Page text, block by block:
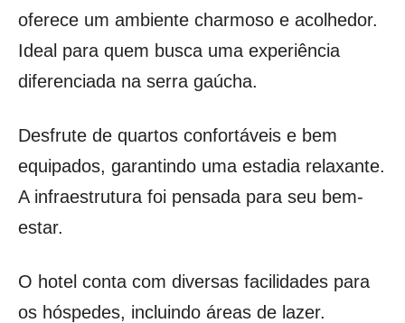
oferece um ambiente charmoso e acolhedor.
Ideal para quem busca uma experiência
diferenciada na serra gaúcha.
Desfrute de quartos confortáveis e bem
equipados, garantindo uma estadia relaxante.
A infraestrutura foi pensada para seu bem-
estar.
O hotel conta com diversas facilidades para
os hóspedes, incluindo áreas de lazer.